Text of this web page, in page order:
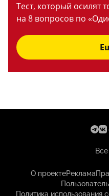
Тест, который осилят
на 8 вопросов по
О проектеРеклама
Политика использования